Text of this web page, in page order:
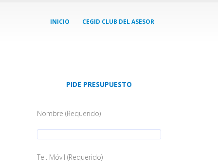
INICIO CEGID CLUB DEL ASESOR
PIDE PRESUPUESTO
Nombre (Requerido)
Tel. Móvil (Requerido)